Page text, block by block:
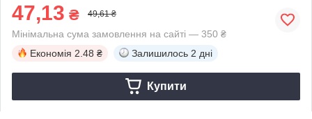
47,13 ₴ 49,61 ₴
Мінімальна сума замовлення на сайті — 350 ₴
Економія 2.48 ₴ Залишилось 2 дні
Купити